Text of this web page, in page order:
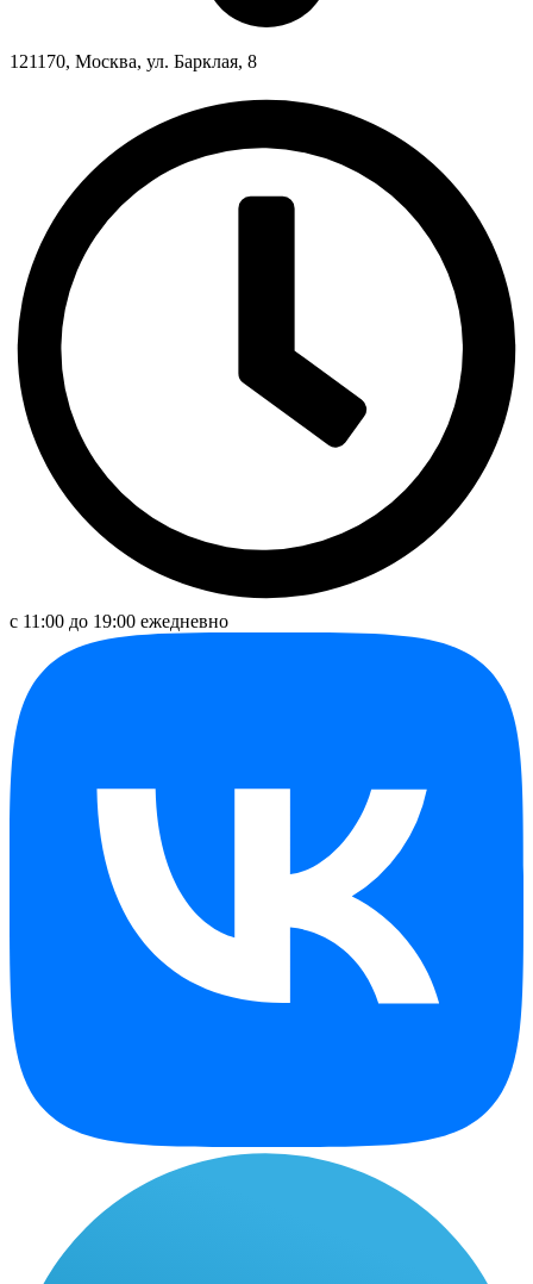
121170, Москва, ул. Барклая, 8
с 11:00 до 19:00 ежедневно